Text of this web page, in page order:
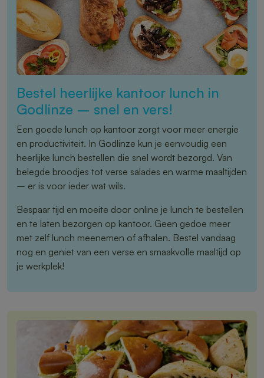
Bestel heerlijke kantoor lunch in
Godlinze – snel en vers!
Een goede lunch op kantoor zorgt voor meer energie
en productiviteit. In Godlinze kun je eenvoudig een
heerlijke lunch bestellen die snel wordt bezorgd. Van
belegde broodjes tot verse salades en warme maaltijden
– er is voor ieder wat wils.
Bespaar tijd en moeite door online je lunch te bestellen
en te laten bezorgen op kantoor. Geen gedoe meer
met zelf lunch meenemen of afhalen. Bestel vandaag
nog en geniet van een verse en smaakvolle maaltijd op
je werkplek!